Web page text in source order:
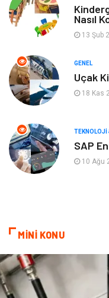
Yeme & İçme
Ev İşleri
Organizasyon
Astroloji
Mobilya
Bebek Giyim
Mermer
Nasıl
13 Şub
GENEL
Uçak
18 Kas
TEKNOLOJI
SAP
10 Ağu
MİNİ KONU